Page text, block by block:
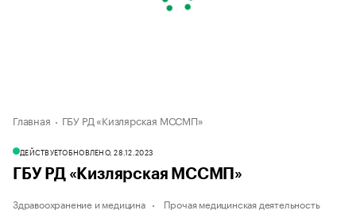
Главная ГБУ РД «Кизлярская МССМП»
ДЕЙСТВУЕТОБНОВЛЕНО, 28.12.2023
ГБУ РД «Кизлярская МССМП»
Здравоохранение и медицина Прочая медицинская деятельность